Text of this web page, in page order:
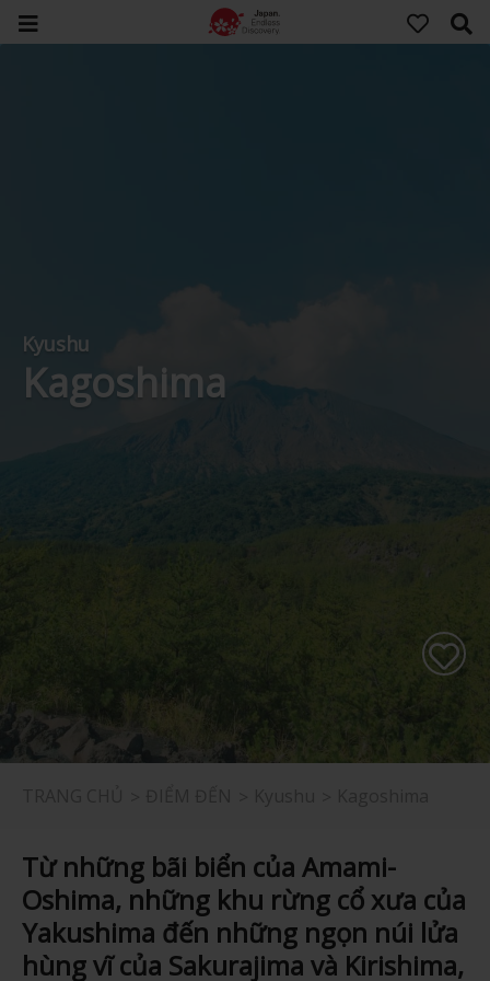
Kyushu
Kagoshima
Từ những bãi biển của Amami-
Oshima, những khu rừng cổ xưa của
Yakushima đến những ngọn núi lửa
hùng vĩ của Sakurajima và Kirishima,